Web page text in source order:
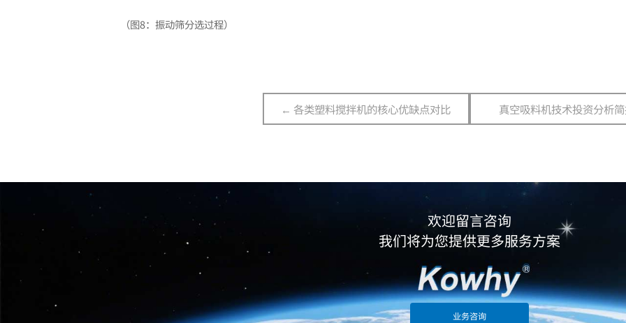
（图8：振动筛分选过程）
← 各类塑料搅拌机的核心优缺点对比 真空吸料机技术投资分析
欢迎留言咨询
我们将为您提供更多服务方案
业务咨询